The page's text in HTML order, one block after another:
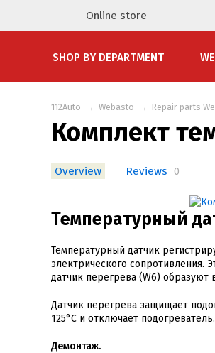
Online store
SHOP BY DEPARTMENT
112Auto → Webasto → Repair parts
Комплект
Overview Reviews 0
Температурный
Температурный датчик
электрического сопротивления.
датчик перегрева (W6)
Датчик перегрева защищает
125°С и отключает подогреватель.
Демонтаж.